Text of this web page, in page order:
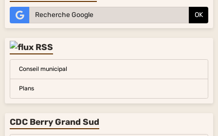
OK
Conseil municipal
Plans
CDC Berry Grand Sud